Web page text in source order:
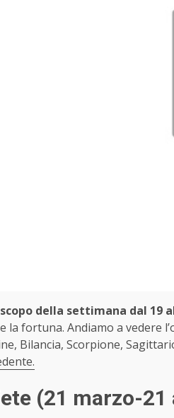
della settimana dal 19
la fortuna. Andiamo a vedere
Bilancia, Scorpione,
(21 marzo-21